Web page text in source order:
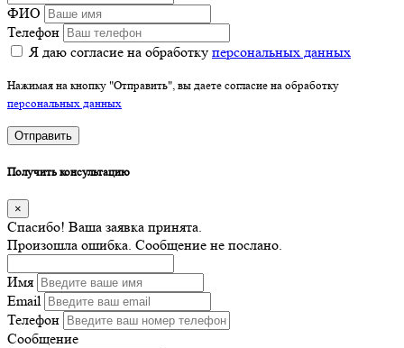
ФИО
Телефон
Я даю согласие на обработку персональных данных
Нажимая на кнопку "Отправить", вы даете согласие на обработку
персональных данных
Отправить
Получить консультацию
×
Спасибо! Ваша заявка принята.
Произошла ошибка. Сообщение не послано.
Имя
Email
Телефон
Сообщение